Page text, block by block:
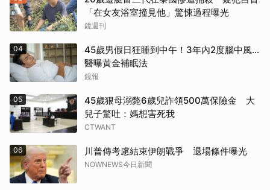
「在女友浴室撞見他」驚悚過程曝光
鏡週刊
04
45歲男假日狂睡到中午！3年內2度腦中風…
醫曝黃金補眠法
鏡報
05
45歲狠母溺斃6歲兒詐領500萬保險金 大
兒子驚吐：媽想害死我
CTWANT
06 川普傳考慮結束伊朗戰爭 退場條件曝光
NOWNEWS今日新聞